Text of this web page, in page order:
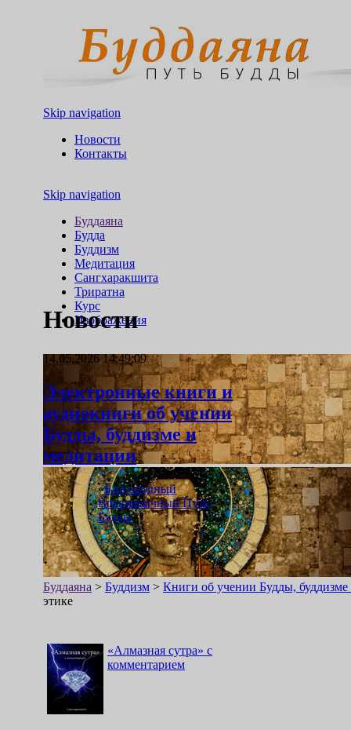
Skip navigation
Новости
Контакты
Skip navigation
Буддаяна
Будда
Буддизм
Медитация
Сангхаракшита
Триратна
Курс
Изображения
Буддаяна > Буддизм > Книги об учении Будды,
этике
Новости
14.05.2026 14:49:09
Электронные книги и
аудиокниги об учении
Будды, буддизме и
медитации
«Благородный
Восьмеричный Путь
Будды»
«Алмазная сутра» с
комментарием